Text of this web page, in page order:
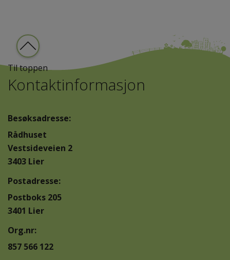
Til toppen
Kontaktinformasjon
Besøksadresse:
Rådhuset
Vestsideveien 2
3403 Lier
Postadresse:
Postboks 205
3401 Lier
Org.nr:
857 566 122